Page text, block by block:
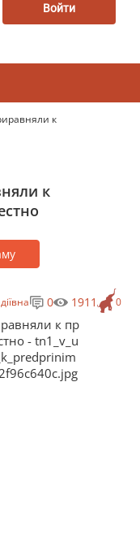
Войти
к
к
0
0 1911